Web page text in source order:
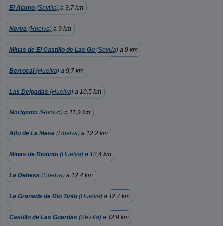
El Alamo (Sevilla) a 3,7 km
Nerva (Huelva) a 9 km
Minas de El Castillo de Las Gu (Sevilla) a 9 km
Berrocal(Huelva) a 9,7 km
Las Delgadas (Huelva) a 10,5 km
Marigenta (Huelva) a 11,9 km
Alto de La Mesa (Huelva) a 12,2 km
Minas de Riotinto (Huelva) a 12,4 km
La Dehesa (Huelva) a 12,4 km
La Granada de Rio Tinto (Huelva) a 12,7 km
Castillo de Las Guardas (Sevilla) a 12,9 km